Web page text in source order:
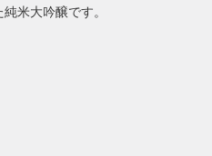
米大吟醸です。